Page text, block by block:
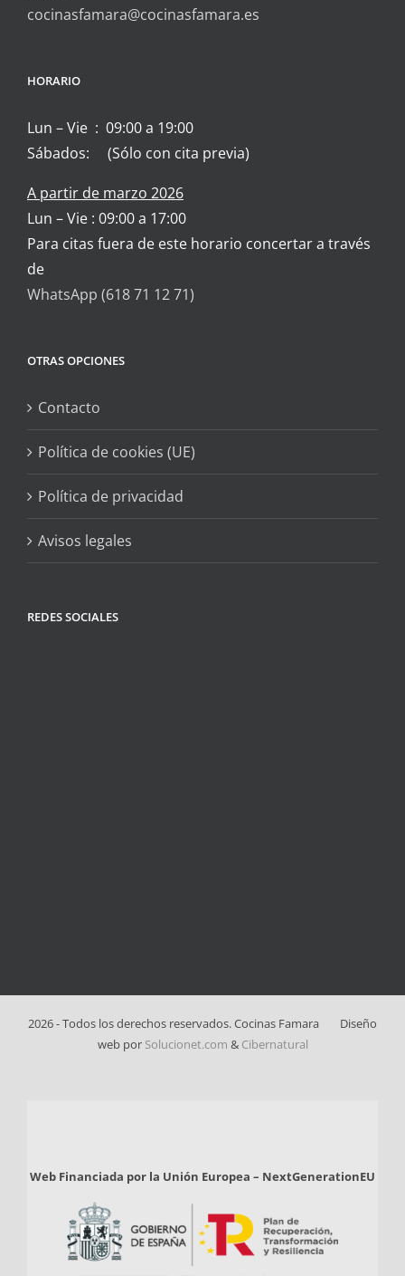
cocinasfamara@cocinasfamara.es
HORARIO
Lun – Vie : 09:00 a 19:00
Sábados: (Sólo con cita previa)
A partir de marzo 2026
Lun – Vie : 09:00 a 17:00
Para citas fuera de este horario concertar a través
de
WhatsApp (618 71 12 71)
OTRAS OPCIONES
Contacto
Política de cookies (UE)
Política de privacidad
Avisos legales
REDES SOCIALES
2026 - Todos los derechos reservados. Cocinas Famara
Diseño
web por Solucionet.com & Cibernatural
Web Financiada por la Unión Europea – NextGenerationEU